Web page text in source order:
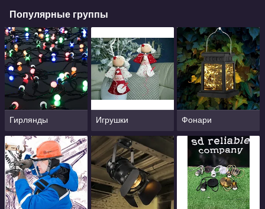
Популярные группы
Гирлянды Игрушки Фонари